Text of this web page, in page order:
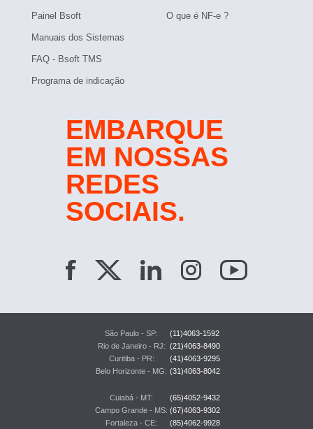
Painel Bsoft
Manuais dos Sistemas
FAQ - Bsoft TMS
Programa de indicação
O que é NF-e ?
EMBARQUE
EM NOSSAS
REDES
SOCIAIS.
São Paulo - SP:
(11)4063-1592
Rio de Janeiro - RJ: (21)4063-8490
Curitiba - PR:
(41)4063-9295
Belo Horizonte - MG: (31)4063-8042
Cuiabá - MT:
(65)4052-9432
Campo Grande - MS: (67)4063-9302
Fortaleza - CE:
(85)4062-9928